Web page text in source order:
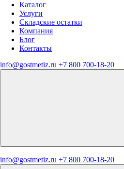
Каталог
Услуги
Складские остатки
Компания
Блог
Контакты
info@gostmetiz.ru +7 800 700-18-20
info@gostmetiz.ru +7 800 700-18-20